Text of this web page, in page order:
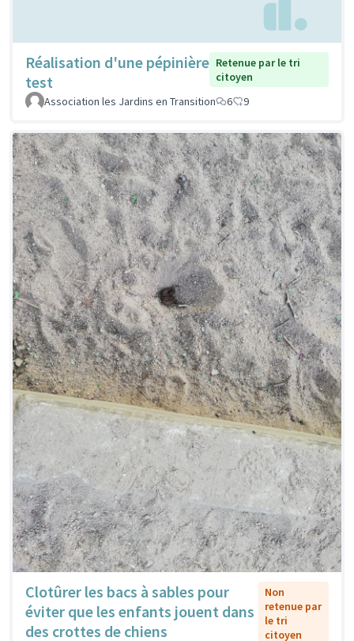
Réalisation d'une pépinière
test
Retenue par le tri
citoyen
Association les Jardins en Transition
6 9
Clotûrer les bacs à sables pour
éviter que les enfants jouent dans
des crottes de chiens
Non
retenue par
le tri
citoyen